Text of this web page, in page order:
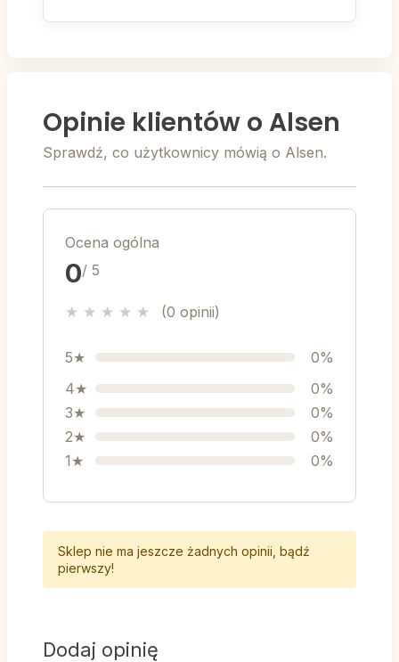
Opinie klientów o Alsen
Sprawdź, co użytkownicy mówią o Alsen.
Ocena ogólna
0/ 5
★ ★ ★ ★ ★ (0 opinii)
5★
0%
4★
0%
3★
0%
2★
0%
1★
0%
Sklep nie ma jeszcze żadnych opinii, bądź
pierwszy!
Dodaj opinię